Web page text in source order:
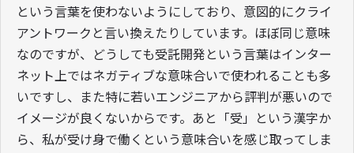
という言葉を使わないようにしており、意図的にクライ
アントワークと言い換えたりしています。ほぼ同じ意味
なのですが、どうしても受託開発という言葉はインター
ネット上ではネガティブな意味合いで使われることも多
いですし、また特に若いエンジニアから評判が悪いので
イメージが良くないからです。あと「受」という漢字か
ら、私が受け身で働くという意味合いを感じ取ってしま